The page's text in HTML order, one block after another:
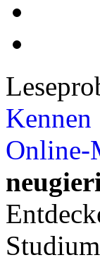
Kennen
Online-